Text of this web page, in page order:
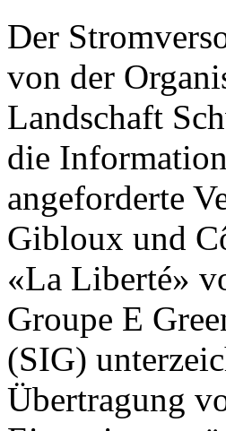
Der
von der
Landschaft
die
angeforderte
Gibloux und
«La Liberté»
Groupe E
(SIG)
Übertragung